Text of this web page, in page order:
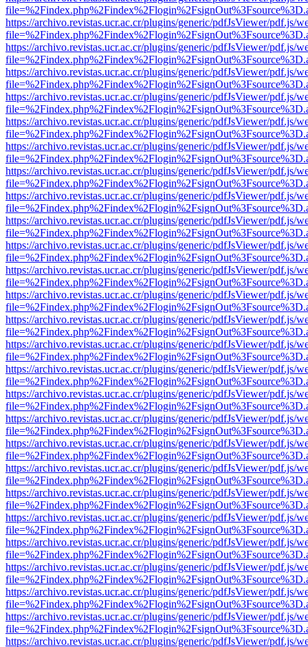
https://archivo.revistas.ucr.ac.cr/plugins/generic/pdfJsViewer/pdf.js/
https://archivo.revistas.ucr.ac.cr/plugins/generic/pdfJsViewer/pdf.js/
https://archivo.revistas.ucr.ac.cr/plugins/generic/pdfJsViewer/pdf.js/
https://archivo.revistas.ucr.ac.cr/plugins/generic/pdfJsViewer/pdf.js/
https://archivo.revistas.ucr.ac.cr/plugins/generic/pdfJsViewer/pdf.js/
https://archivo.revistas.ucr.ac.cr/plugins/generic/pdfJsViewer/pdf.js/
https://archivo.revistas.ucr.ac.cr/plugins/generic/pdfJsViewer/pdf.js/
https://archivo.revistas.ucr.ac.cr/plugins/generic/pdfJsViewer/pdf.js/
https://archivo.revistas.ucr.ac.cr/plugins/generic/pdfJsViewer/pdf.js/
https://archivo.revistas.ucr.ac.cr/plugins/generic/pdfJsViewer/pdf.js/
https://archivo.revistas.ucr.ac.cr/plugins/generic/pdfJsViewer/pdf.js/
https://archivo.revistas.ucr.ac.cr/plugins/generic/pdfJsViewer/pdf.js/
https://archivo.revistas.ucr.ac.cr/plugins/generic/pdfJsViewer/pdf.js/
https://archivo.revistas.ucr.ac.cr/plugins/generic/pdfJsViewer/pdf.js/
https://archivo.revistas.ucr.ac.cr/plugins/generic/pdfJsViewer/pdf.js/
https://archivo.revistas.ucr.ac.cr/plugins/generic/pdfJsViewer/pdf.js/
https://archivo.revistas.ucr.ac.cr/plugins/generic/pdfJsViewer/pdf.js/
https://archivo.revistas.ucr.ac.cr/plugins/generic/pdfJsViewer/pdf.js/
https://archivo.revistas.ucr.ac.cr/plugins/generic/pdfJsViewer/pdf.js/
https://archivo.revistas.ucr.ac.cr/plugins/generic/pdfJsViewer/pdf.js/
https://archivo.revistas.ucr.ac.cr/plugins/generic/pdfJsViewer/pdf.js/
https://archivo.revistas.ucr.ac.cr/plugins/generic/pdfJsViewer/pdf.js/
https://archivo.revistas.ucr.ac.cr/plugins/generic/pdfJsViewer/pdf.js/
https://archivo.revistas.ucr.ac.cr/plugins/generic/pdfJsViewer/pdf.js/
https://archivo.revistas.ucr.ac.cr/plugins/generic/pdfJsViewer/pdf.js/
https://archivo.revistas.ucr.ac.cr/plugins/generic/pdfJsViewer/pdf.js/